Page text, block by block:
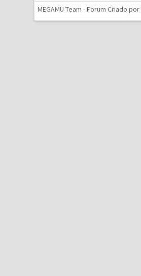
MEGAMU Team - Forum Criado por